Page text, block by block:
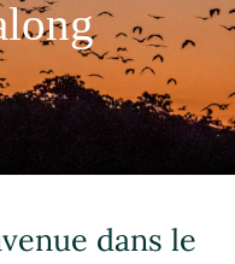
dans le